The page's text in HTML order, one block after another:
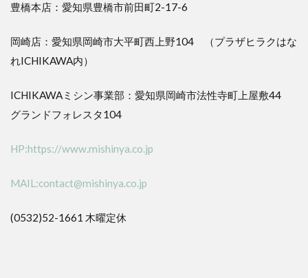
豊橋本店：愛知県豊橋市前田町2-17-6
岡崎店：愛知県岡崎市大平町西上野104 （プラザヒラクはな
れICHIKAWA内）
ICHIKAWAミシン事業部：愛知県岡崎市法性寺町上屋敷44
グランドフォレスタ104
HP:https://www.mishinya.co.jp
MAIL:contact@mishinya.co.jp
(0532)52-1661 木曜定休